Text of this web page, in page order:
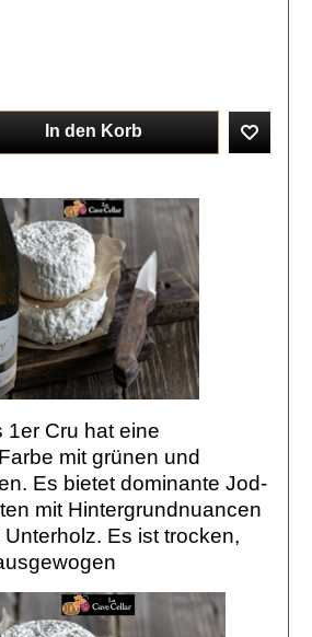
In den Korb
1er Cru hat eine
mit grünen und
Es bietet dominante Jod-
mit Hintergrundnuancen
Es ist trocken,